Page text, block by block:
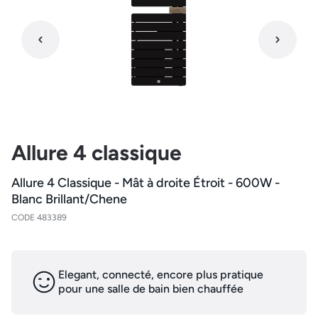
Allure 4 classique
Allure 4 Classique - Mât à droite Étroit - 600W -
Blanc Brillant/Chene
CODE 483389
Elegant, connecté, encore plus pratique
pour une salle de bain bien chauffée